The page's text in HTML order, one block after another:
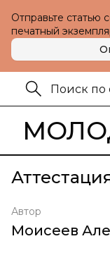
Отправьте статью
печатный
Автор
Моисеев